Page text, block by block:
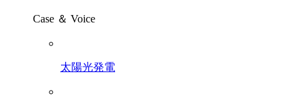
Case ＆ Voice
太陽光発電